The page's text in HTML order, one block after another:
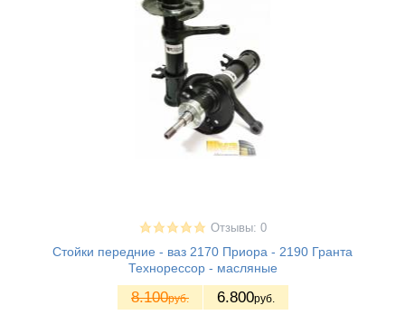
Отзывы: 0
Стойки передние - ваз 2170 Приора - 2190 Гранта
Технорессор - масляные
8.100руб. 6.800руб.